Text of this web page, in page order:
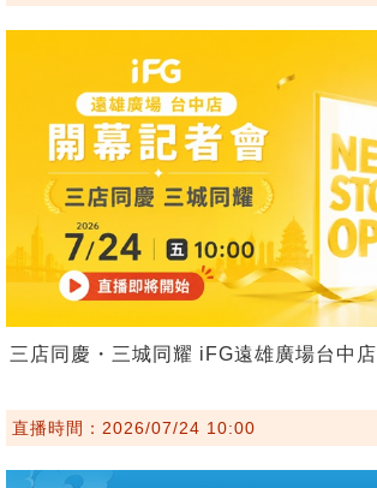
三店同慶・三城同耀 iFG遠雄廣場台中店
直播時間：2026/07/24 10:00